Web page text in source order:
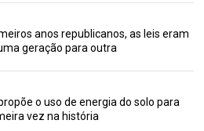
anos republicanos, as leis eram
geração para outra
o uso de energia do solo para
vez na história